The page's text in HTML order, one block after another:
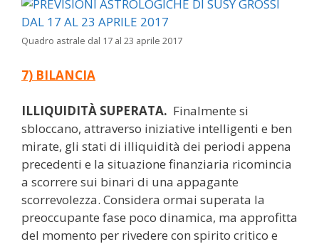
Quadro astrale dal 17 al 23 aprile 2017
7) BILANCIA
ILLIQUIDITÀ SUPERATA. Finalmente si
sbloccano, attraverso iniziative intelligenti e ben
mirate, gli stati di illiquidità dei periodi appena
precedenti e la situazione finanziaria ricomincia
a scorrere sui binari di una appagante
scorrevolezza. Considera ormai superata la
preoccupante fase poco dinamica, ma approfitta
del momento per rivedere con spirito critico e